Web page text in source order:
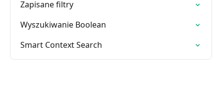
Zapisane filtry
Wyszukiwanie Boolean
Smart Context Search